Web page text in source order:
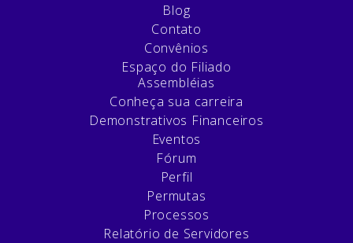
Blog
Contato
Convênios
Espaço do Filiado
Assembléias
Conheça sua carreira
Demonstrativos Financeiros
Eventos
Fórum
Perfil
Permutas
Processos
Relatório de Servidores